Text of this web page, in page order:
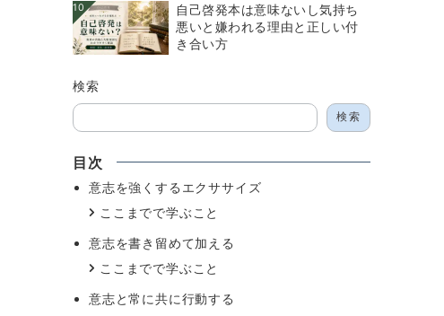
10
自己啓発本は意味ないし気持ち
悪いと嫌われる理由と正しい付
き合い方
検索
検索
目次
意志を強くするエクササイズ
ここまでで学ぶこと
意志を書き留めて加える
ここまでで学ぶこと
意志と常に共に行動する